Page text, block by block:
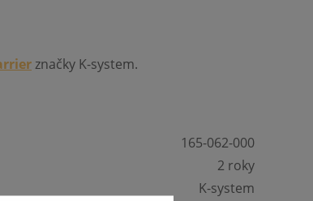
značky K-system.
165-062-000
2 roky
K-system